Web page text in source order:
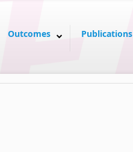
Outcomes Publications